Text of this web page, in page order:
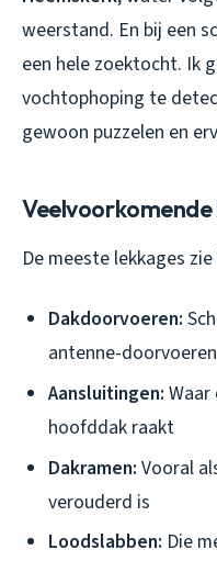
weerstand. En bij een
een hele zoektocht. Ik
vochtophoping te
gewoon puzzelen en
De meeste lekkages
Dakdoorvoeren:
antenne-doorvoeren
Aansluitingen:
hoofddak raakt
Dakramen: Vooral
verouderd is
Loodslabben: Die